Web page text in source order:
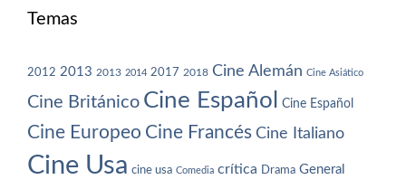
Temas
2012 2013 2013 2014 2017 2018 Cine Alemán Cine Asiático
Cine Británico Cine Español Cine Español
Cine Europeo Cine Francés Cine Italiano
Cine Usa cine usa Comedia crítica Drama General